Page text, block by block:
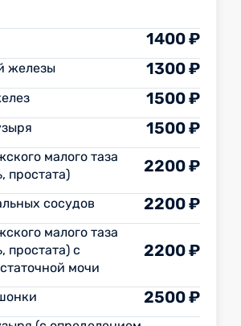
1400 ₽
железы 1300 ₽
1500 ₽
1500 ₽
малого таза
простата)
2200 ₽
сосудов 2200 ₽
малого таза
простата) с
мочи
2200 ₽
2500 ₽